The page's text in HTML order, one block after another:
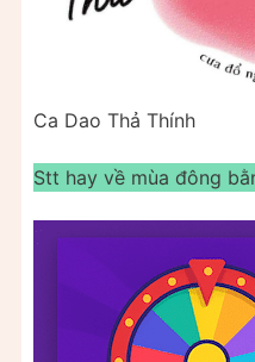
Ca Dao Thả Thính
Stt hay về mùa đông